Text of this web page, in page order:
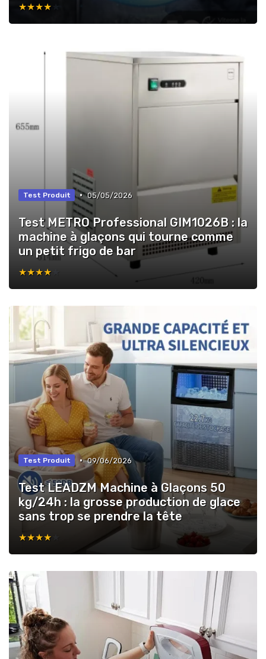
★★★★★
★★★★★
Test Produit • 05/05/2026
Test METRO Professional GIM1026B : la
machine à glaçons qui tourne comme
un petit frigo de bar
★★★★★
★★★★★
Test Produit • 09/06/2026
Test LEADZM Machine à Glaçons 50
kg/24h : la grosse production de glace
sans trop se prendre la tête
★★★★★
★★★★★